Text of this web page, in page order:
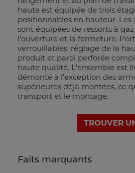
haute est équipée de trois
positionnables en hauteur.
sont équipées de ressorts à
l'ouverture et la fermeture.
verrouillables, réglage de la
produit et paroi perforée
haute qualité. L'ensemble est
démonté à l'exception des
supérieures déjà montées, ce
transport et le montage.
TROUVER
Faits marquants